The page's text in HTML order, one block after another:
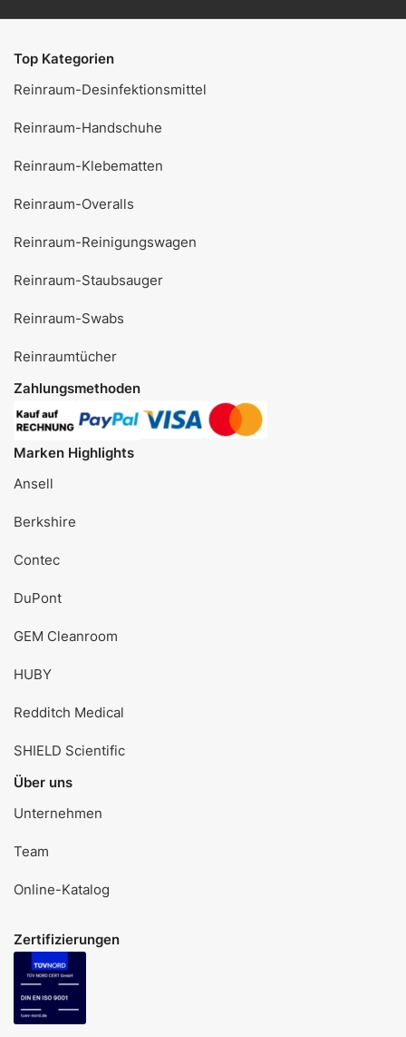
Top Kategorien
Reinraum-Desinfektionsmittel
Reinraum-Handschuhe
Reinraum-Klebematten
Reinraum-Overalls
Reinraum-Reinigungswagen
Reinraum-Staubsauger
Reinraum-Swabs
Reinraumtücher
Zahlungsmethoden
Marken Highlights
Ansell
Berkshire
Contec
DuPont
GEM Cleanroom
HUBY
Redditch Medical
SHIELD Scientific
Über uns
Unternehmen
Team
Online-Katalog
Zertifizierungen